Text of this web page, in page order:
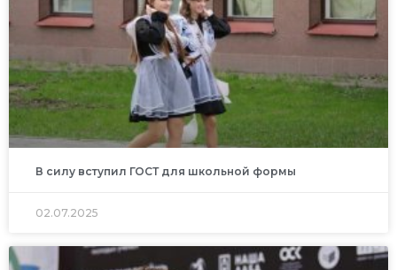
В силу вступил ГОСТ для школьной формы
02.07.2025